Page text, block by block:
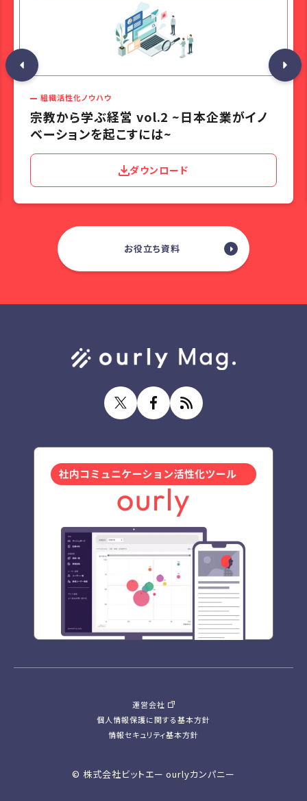
組織活性化ノウハウ
宗教から学ぶ経営 vol.2 ~日本企業がイノ
ベーションを起こすには~
ダウンロード
お役立ち資料
運営会社
個人情報保護に関する基本方針
情報セキュリティ基本方針
© 株式会社ビットエー ourlyカンパニー